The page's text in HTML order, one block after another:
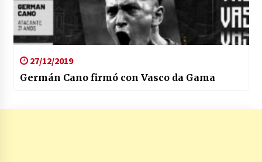
27/12/2019
Germán Cano firmó con Vasco da Gama